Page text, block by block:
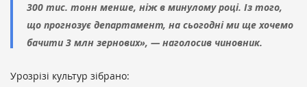
300 тис. тонн менше, ніж в минулому році. Із того,
що прогнозує департамент, на сьогодні ми ще хочемо
бачити 3 млн зернових», — наголосив чиновник.
Урозрізі культур зібрано: